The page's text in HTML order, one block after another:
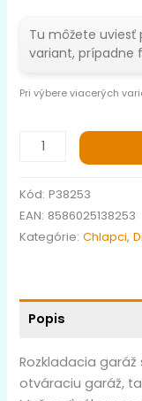
Pri výbere viacerých
Kód:P38253
EAN: 8586025138253
Kategórie:Chlapci,
Popis
Rozkladacia
otváraciu garáž,